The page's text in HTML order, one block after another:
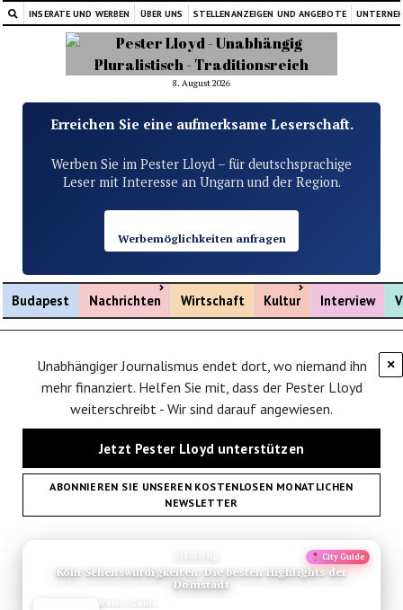
INSERATE UND WERBEN ÜBER UNS STELLENANZEIGEN UND ANGEBOTE
8. August 2026
Erreichen Sie eine aufmerksame Leserschaft.
Werben Sie im Pester Lloyd – für deutschsprachige
Leser mit Interesse an Ungarn und der Region.
Werbemöglichkeiten anfragen
Budapest Nachrichten
Menü öffnen
Wirtschaft Kultur
Menü öffnen
Interview
×
Unabhängiger Journalismus endet dort, wo niemand ihn
mehr finanziert. Helfen Sie mit, dass der Pester Lloyd
weiterschreibt - Wir sind darauf angewiesen.
Jetzt Pester Lloyd unterstützen
ABONNIEREN SIE UNSEREN KOSTENLOSEN MONATLICHEN
NEWSLETTER
City Guide
Köln Sehenswürdigkeiten: Die besten Highlights der
Domstadt
Reise-Guide